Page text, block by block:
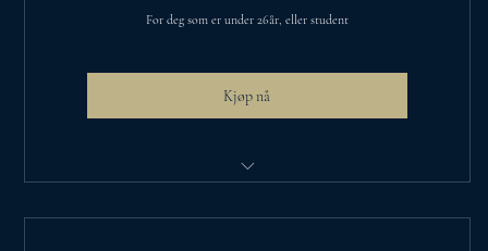
For deg som er under 26år, eller student
Kjøp nå